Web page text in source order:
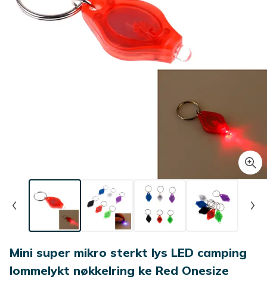
Mini super mikro sterkt lys LED camping
lommelykt nøkkelring ke Red Onesize